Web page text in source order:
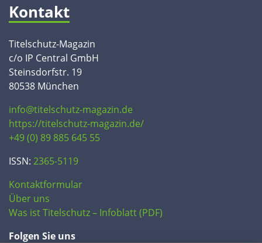
Kontakt
Titelschutz-Magazin
c/o IP Central GmbH
Steinsdorfstr. 19
80538 München
info@titelschutz-magazin.de
https://titelschutz-magazin.de/
+49 (0) 89 885 645 55
ISSN: 2365-5119
Kontaktformular
Über uns
Was ist Titelschutz – Infoblatt (PDF)
Folgen Sie uns